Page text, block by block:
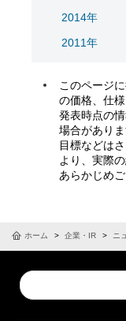
2014年
2011年
このページ
の価格、仕
発表時点の
場合があり
目標などは
より、実際
あらかじめご
ホーム 企業・IR ニ
Conduct
a